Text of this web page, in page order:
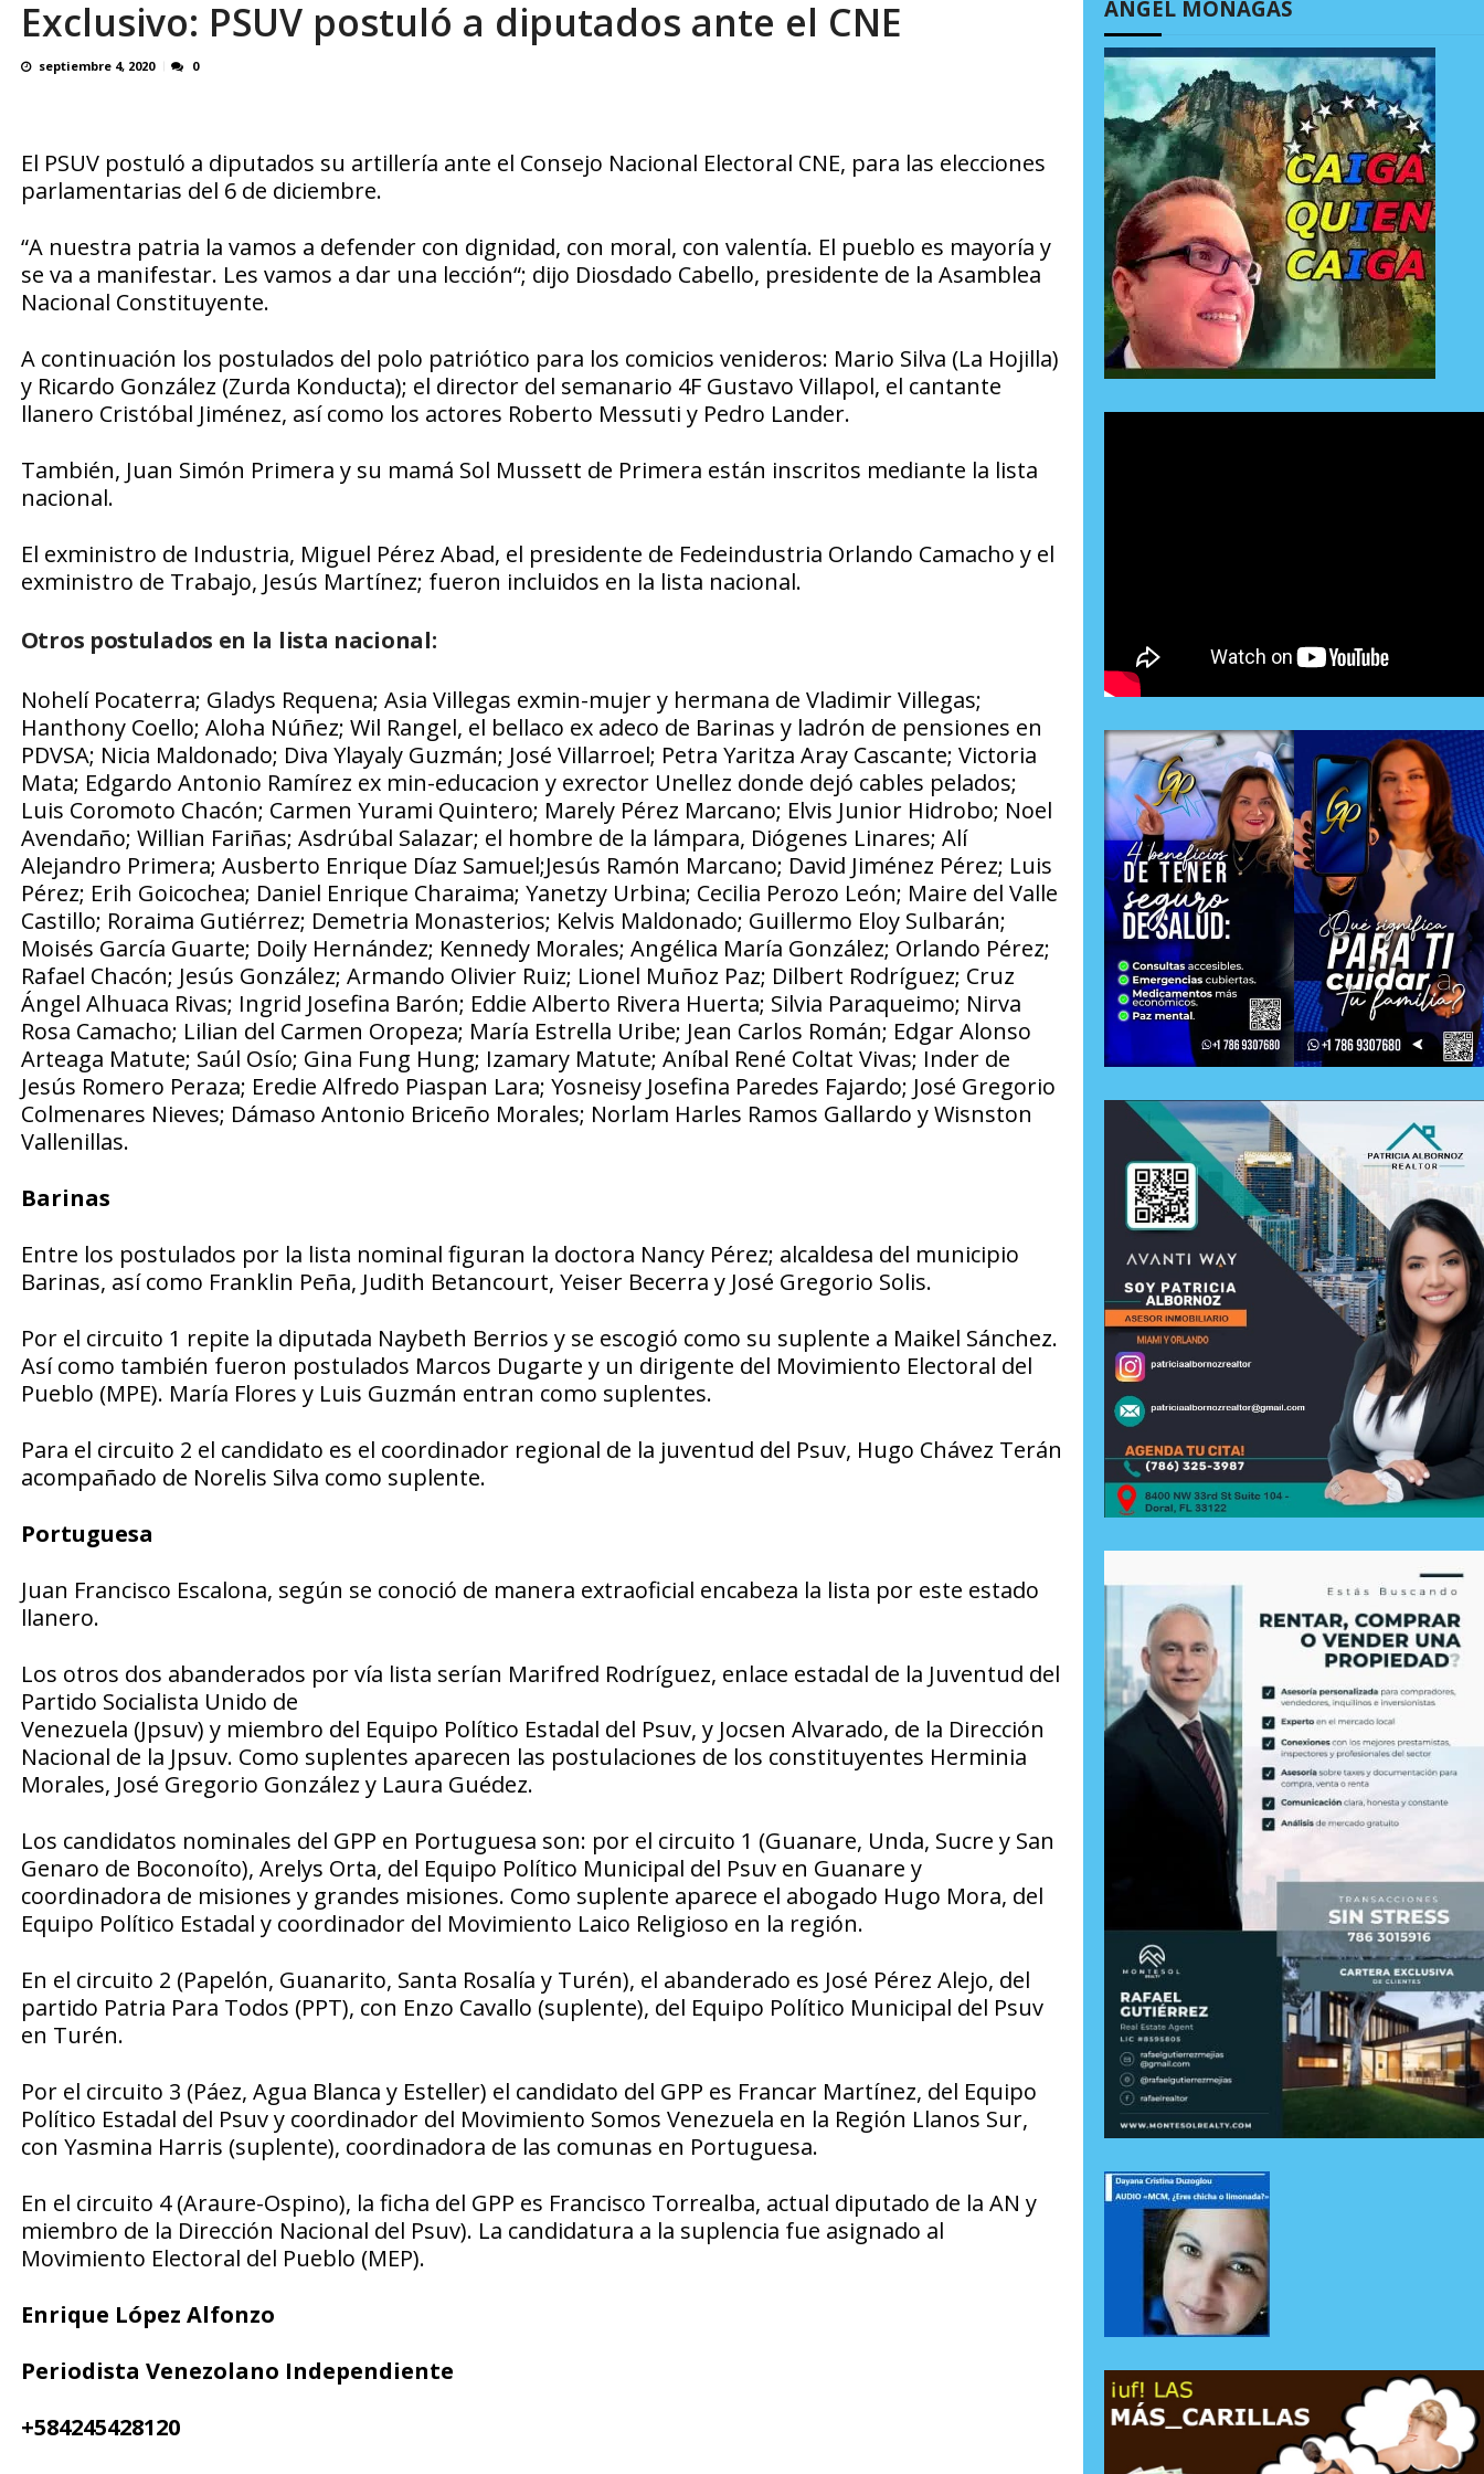
OVP denunció 15 años de violación sistemática de derechos humanos en el Minister... AGOSTO 6, 2026
Exclusivo: PSUV postuló a diputados ante el CNE
septiembre 4, 2020 0
El PSUV postuló a diputados su artillería ante el Consejo Nacional Electoral CNE, para las elecciones
parlamentarias del 6 de diciembre.
“A nuestra patria la vamos a defender con dignidad, con moral, con valentía. El pueblo es mayoría y
se va a manifestar. Les vamos a dar una lección“; dijo Diosdado Cabello, presidente de la Asamblea
Nacional Constituyente.
A continuación los postulados del polo patriótico para los comicios venideros: Mario Silva (La Hojilla)
y Ricardo González (Zurda Konducta); el director del semanario 4F Gustavo Villapol, el cantante
llanero Cristóbal Jiménez, así como los actores Roberto Messuti y Pedro Lander.
También, Juan Simón Primera y su mamá Sol Mussett de Primera están inscritos mediante la lista
nacional.
El exministro de Industria, Miguel Pérez Abad, el presidente de Fedeindustria Orlando Camacho y el
exministro de Trabajo, Jesús Martínez; fueron incluidos en la lista nacional.
Otros postulados en la lista nacional:
Nohelí Pocaterra; Gladys Requena; Asia Villegas exmin-mujer y hermana de Vladimir Villegas;
Hanthony Coello; Aloha Núñez; Wil Rangel, el bellaco ex adeco de Barinas y ladrón de pensiones en
PDVSA; Nicia Maldonado; Diva Ylayaly Guzmán; José Villarroel; Petra Yaritza Aray Cascante; Victoria
Mata; Edgardo Antonio Ramírez ex min-educacion y exrector Unellez donde dejó cables pelados;
Luis Coromoto Chacón; Carmen Yurami Quintero; Marely Pérez Marcano; Elvis Junior Hidrobo; Noel
Avendaño; Willian Fariñas; Asdrúbal Salazar; el hombre de la lámpara, Diógenes Linares; Alí
Alejandro Primera; Ausberto Enrique Díaz Samuel;Jesús Ramón Marcano; David Jiménez Pérez; Luis
Pérez; Erih Goicochea; Daniel Enrique Charaima; Yanetzy Urbina; Cecilia Perozo León; Maire del Valle
Castillo; Roraima Gutiérrez; Demetria Monasterios; Kelvis Maldonado; Guillermo Eloy Sulbarán;
Moisés García Guarte; Doily Hernández; Kennedy Morales; Angélica María González; Orlando Pérez;
Rafael Chacón; Jesús González; Armando Olivier Ruiz; Lionel Muñoz Paz; Dilbert Rodríguez; Cruz
Ángel Alhuaca Rivas; Ingrid Josefina Barón; Eddie Alberto Rivera Huerta; Silvia Paraqueimo; Nirva
Rosa Camacho; Lilian del Carmen Oropeza; María Estrella Uribe; Jean Carlos Román; Edgar Alonso
Arteaga Matute; Saúl Osío; Gina Fung Hung; Izamary Matute; Aníbal René Coltat Vivas; Inder de
Jesús Romero Peraza; Eredie Alfredo Piaspan Lara; Yosneisy Josefina Paredes Fajardo; José Gregorio
Colmenares Nieves; Dámaso Antonio Briceño Morales; Norlam Harles Ramos Gallardo y Wisnston
Vallenillas.
Barinas
Entre los postulados por la lista nominal figuran la doctora Nancy Pérez; alcaldesa del municipio
Barinas, así como Franklin Peña, Judith Betancourt, Yeiser Becerra y José Gregorio Solis.
Por el circuito 1 repite la diputada Naybeth Berrios y se escogió como su suplente a Maikel Sánchez.
Así como también fueron postulados Marcos Dugarte y un dirigente del Movimiento Electoral del
Pueblo (MPE). María Flores y Luis Guzmán entran como suplentes.
Para el circuito 2 el candidato es el coordinador regional de la juventud del Psuv, Hugo Chávez Terán
acompañado de Norelis Silva como suplente.
Portuguesa
Juan Francisco Escalona, según se conoció de manera extraoficial encabeza la lista por este estado
llanero.
Los otros dos abanderados por vía lista serían Marifred Rodríguez, enlace estadal de la Juventud del
Partido Socialista Unido de
Venezuela (Jpsuv) y miembro del Equipo Político Estadal del Psuv, y Jocsen Alvarado, de la Dirección
Nacional de la Jpsuv. Como suplentes aparecen las postulaciones de los constituyentes Herminia
Morales, José Gregorio González y Laura Guédez.
Los candidatos nominales del GPP en Portuguesa son: por el circuito 1 (Guanare, Unda, Sucre y San
Genaro de Boconoíto), Arelys Orta, del Equipo Político Municipal del Psuv en Guanare y
coordinadora de misiones y grandes misiones. Como suplente aparece el abogado Hugo Mora, del
Equipo Político Estadal y coordinador del Movimiento Laico Religioso en la región.
En el circuito 2 (Papelón, Guanarito, Santa Rosalía y Turén), el abanderado es José Pérez Alejo, del
partido Patria Para Todos (PPT), con Enzo Cavallo (suplente), del Equipo Político Municipal del Psuv
en Turén.
Por el circuito 3 (Páez, Agua Blanca y Esteller) el candidato del GPP es Francar Martínez, del Equipo
Político Estadal del Psuv y coordinador del Movimiento Somos Venezuela en la Región Llanos Sur,
con Yasmina Harris (suplente), coordinadora de las comunas en Portuguesa.
En el circuito 4 (Araure-Ospino), la ficha del GPP es Francisco Torrealba, actual diputado de la AN y
miembro de la Dirección Nacional del Psuv). La candidatura a la suplencia fue asignado al
Movimiento Electoral del Pueblo (MEP).
Enrique López Alfonzo
Periodista Venezolano Independiente
+584245428120
ÁNGEL MONAGAS